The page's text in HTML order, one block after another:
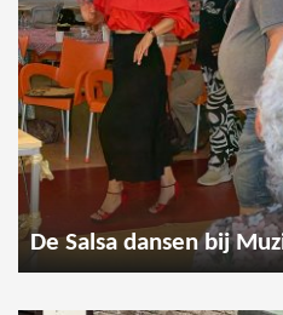
De Salsa dansen bij